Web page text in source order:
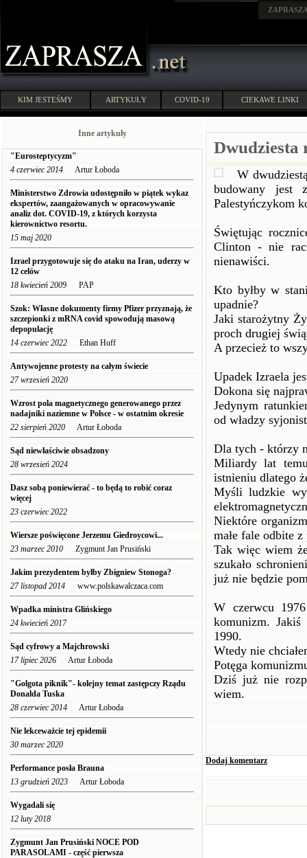
KIM JESTEŚMY ARTYKUŁY COVID-19 CIEKAWE LINKI
Inne artykuły
"Eurosteptycyzm"
4 czerwiec 2014 Artur Łoboda
Ministerstwo Zdrowia udostępniło w piątek wykaz
ekspertów, zaangażowanych w opracowywanie
analiz dot. COVID-19, z których korzysta
kierownictwo resortu.
15 maj 2020
Izrael przygotowuje się do ataku na Iran, uderzy w
12 celów
18 kwiecień 2009 PAP
Szok: Własne dokumenty firmy Pfizer przyznają, że
szczepionki z mRNA covid spowodują masową
depopulację
14 czerwiec 2022 Ethan Huff
Antywojenne protesty na całym świecie
27 wrzesień 2020
Wzrost pola magnetycznego generowanego przez
nadajniki naziemne w Polsce - w ostatnim okresie
22 sierpień 2020 Artur Łoboda
Sąd niewłaściwie obsadzony
28 wrzesień 2024
Dasz sobą poniewierać - to będą to robić coraz
więcej
23 czerwiec 2022
Wiersze poświęcone Jerzemu Giedroycowi...
23 marzec 2010 Zygmunt Jan Prusiński
Jakim prezydentem byłby Zbigniew Stonoga?
27 listopad 2014 www.polskawalczaca.com
Wpadka ministra Glińskiego
24 kwiecień 2017
Sąd cyfrowy a Majchrowski
17 lipiec 2026 Artur Łoboda
"Golgota piknik"- kolejny temat zastępczy Rządu
Donalda Tuska
28 czerwiec 2014 Artur Łoboda
Nie lekceważcie tej epidemii
30 marzec 2020
Performance posła Brauna
13 grudzień 2023 Artur Łoboda
Wygadali się
12 luty 2018
Zygmunt Jan Prusiński NOCE POD
PARASOLAMI - część pierwsza
Dwudziesta
W
budowany jest
Palestyńczykom
Świętując
Clinton - nie
nienawiści.
Kto byłby w
upadnie?
Jaki starożytny
proch drugiej
A przecież to
Upadek Izraela
Dokona się
Jedynym
od władzy
Dla tych - którzy
Miliardy lat
istnieniu dlatego
Myśli ludzkie
Niektóre
małe fale odbite z
Tak więc wiem
szukało
już nie będzie
W czerwcu
komunizm. Jakiś
1990.
Wtedy nie
Potęga
Dziś już nie
wiem.
Dodaj komentarz